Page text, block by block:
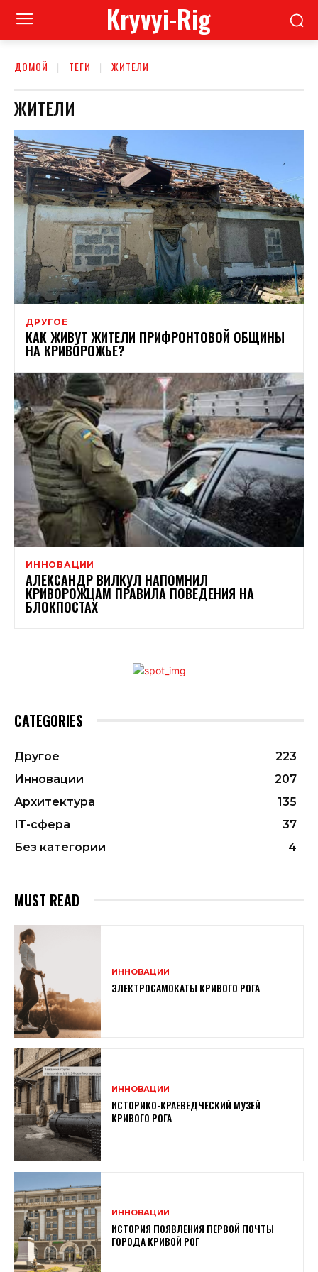
Kryvyi-Rig
ДОМОЙ ТЕГИ ЖИТЕЛИ
ЖИТЕЛИ
ДРУГОЕ
КАК ЖИВУТ ЖИТЕЛИ ПРИФРОНТОВОЙ ОБЩИНЫ
НА КРИВОРОЖЬЕ?
ИННОВАЦИИ
АЛЕКСАНДР ВИЛКУЛ НАПОМНИЛ
КРИВОРОЖЦАМ ПРАВИЛА ПОВЕДЕНИЯ НА
БЛОКПОСТАХ
CATEGORIES
Другое
223
Инновации
207
Архитектура
135
ІТ-сфера
37
Без категории
4
MUST READ
ИННОВАЦИИ
ЭЛЕКТРОСАМОКАТЫ КРИВОГО РОГА
ИННОВАЦИИ
ИСТОРИКО-КРАЕВЕДЧЕСКИЙ МУЗЕЙ
КРИВОГО РОГА
ИННОВАЦИИ
ИСТОРИЯ ПОЯВЛЕНИЯ ПЕРВОЙ ПОЧТЫ
ГОРОДА КРИВОЙ РОГ